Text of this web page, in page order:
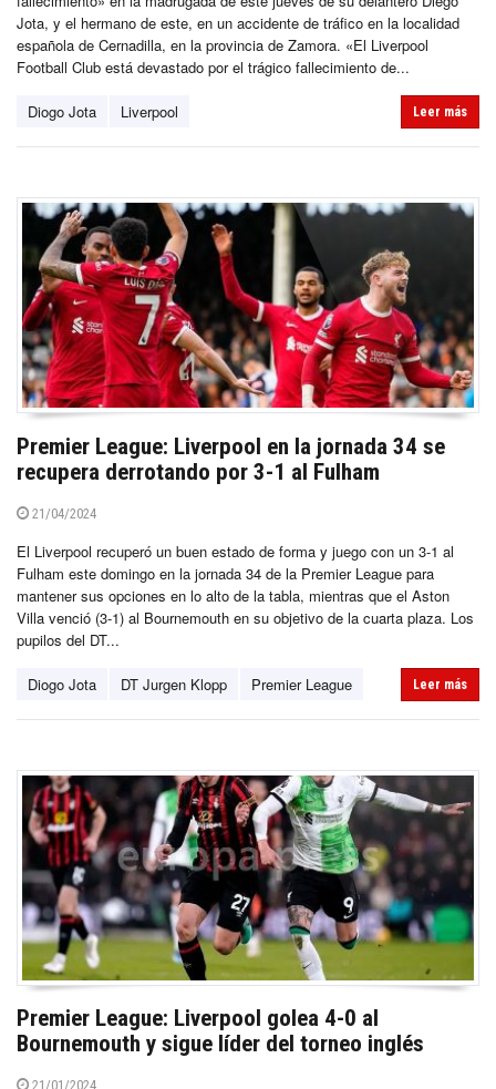
Jota, y el hermano de este, en un accidente de tráfico en la localidad
española de Cernadilla, en la provincia de Zamora. «El Liverpool
Football Club está devastado por el trágico fallecimiento de...
Diogo Jota Liverpool Leer más
Premier League: Liverpool en la jornada 34 se
recupera derrotando por 3-1 al Fulham
21/04/2024
El Liverpool recuperó un buen estado de forma y juego con un 3-1 al
Fulham este domingo en la jornada 34 de la Premier League para
mantener sus opciones en lo alto de la tabla, mientras que el Aston
Villa venció (3-1) al Bournemouth en su objetivo de la cuarta plaza. Los
pupilos del DT...
Diogo Jota DT Jurgen Klopp Premier League Leer más
Premier League: Liverpool golea 4-0 al
Bournemouth y sigue líder del torneo inglés
21/01/2024